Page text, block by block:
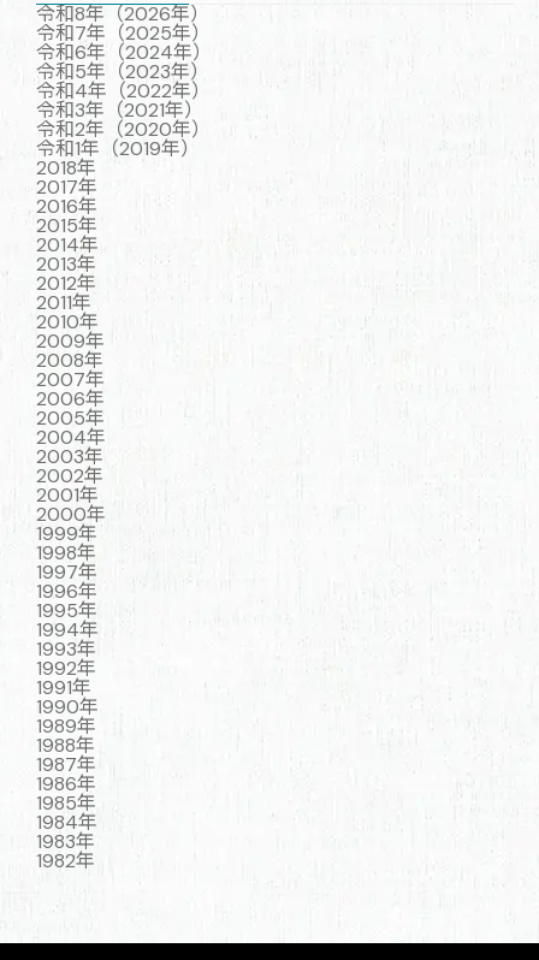
令和8年（2026年）
令和7年（2025年）
令和6年（2024年）
令和5年（2023年）
令和4年（2022年）
令和3年（2021年）
令和2年（2020年）
令和1年（2019年）
2018年
2017年
2016年
2015年
2014年
2013年
2012年
2011年
2010年
2009年
2008年
2007年
2006年
2005年
2004年
2003年
2002年
2001年
2000年
1999年
1998年
1997年
1996年
1995年
1994年
1993年
1992年
1991年
1990年
1989年
1988年
1987年
1986年
1985年
1984年
1983年
1982年